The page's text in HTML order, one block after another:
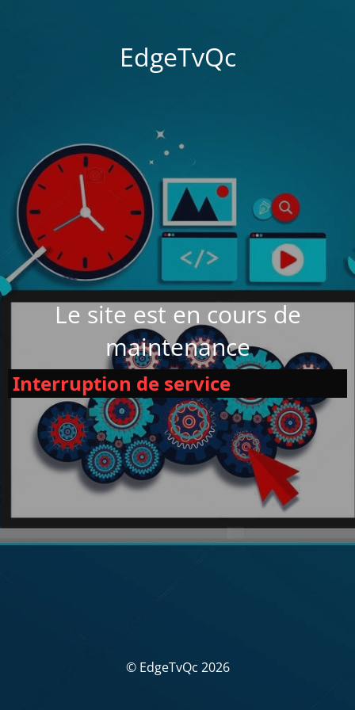
EdgeTvQc
Le site est en cours de
maintenance
Interruption de service
© EdgeTvQc 2026